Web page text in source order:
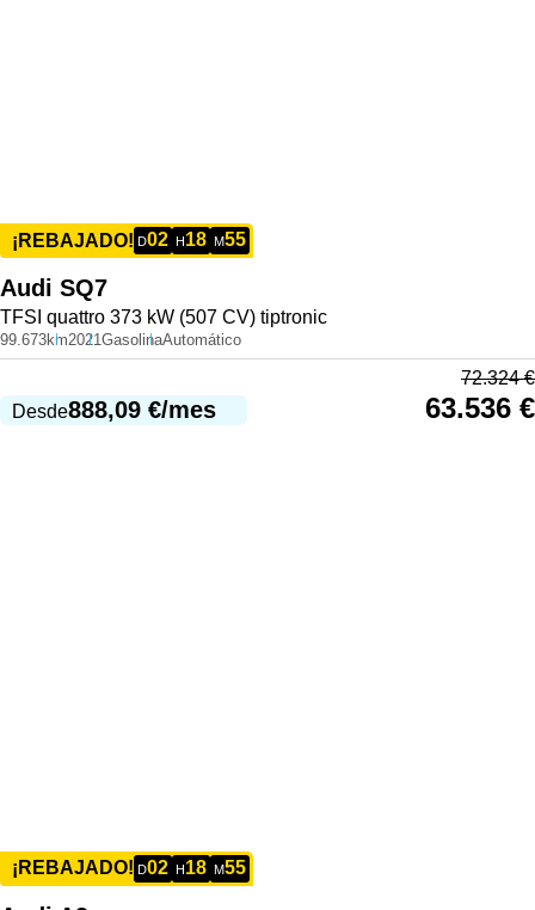
¡REBAJADO! D02 H 18 M55
Audi SQ7
TFSI quattro 373 kW (507 CV) tiptronic
99.673km2021GasolinaAutomático
Desde888,09 €/mes
72.324€
63.536 €
¡REBAJADO! D02 H18 M55